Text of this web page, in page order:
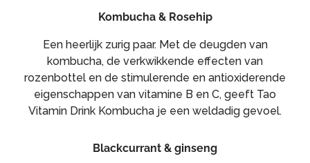
Kombucha & Rosehip
Een heerlijk zurig paar. Met de deugden van
kombucha, de verkwikkende effecten van
rozenbottel en de stimulerende en antioxiderende
eigenschappen van vitamine B en C, geeft Tao
Vitamin Drink Kombucha je een weldadig gevoel.
Blackcurrant & ginseng